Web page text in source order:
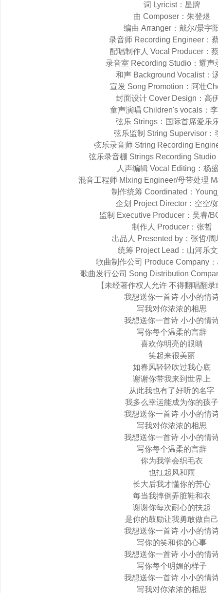
词 Lyricist：星牌
曲 Composer：朱登煜
编曲 Arranger：戴尔/景宇
录音师 Recording Engineer：
配唱制作人 Vocal Producer：
录音室 Recording Studio：耀声
和声 Background Vocalist：
宣发 Song Promotion：阿壮
封面设计 Cover Design：高
童声演唱 Children's vocals：
弦乐 Strings：国际首席爱乐
弦乐监制 String Supervisor：
弦乐录音师 String Recording
弦乐录音棚 Strings Recording
人声编辑 Vocal Editing：杨
混音工程师 Mİxing Engineer/母带处理
制作统筹 Coordinated：
企划 Project Director：空空/
监制 Executive Producer：吴睿/
制作人 Producer：张哲
出品人 Presented by：张哲/周
统筹 Project Lead：山河乐
歌曲制作公司 Produce Company
歌曲发行公司 Song Distribution
【未经著作权人允许 不得翻唱翻
我想送你一首诗 小小的情
写我对你浓浓的相思
我想送你一首诗 小小的情
写你每个温柔的言辞
喜欢你明亮的眼睛
笑起来很美丽
如春风轻轻吹过我心底
谢谢你带我来到世界上
从此我也有了好听的名字
我多么幸运能成为你的孩
我想送你一首诗 小小的情
写我对你浓浓的相思
我想送你一首诗 小小的情
写你每个温柔的言辞
你为我学会织毛衣
也扛起风和雨
长大后我才懂你的苦心
每当我摔倒弄脏鞋和衣
谢谢你每次耐心的扶起
是你的鼓励让我勇敢做自
我想送你一首诗 小小的情
写你的笑和你的心事
我想送你一首诗 小小的情
写你每个明媚的样子
我想送你一首诗 小小的情
写我对你浓浓的相思